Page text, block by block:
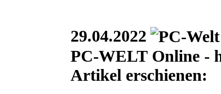
29.04.2022
PC-WELT Online -
Artikel erschienen: